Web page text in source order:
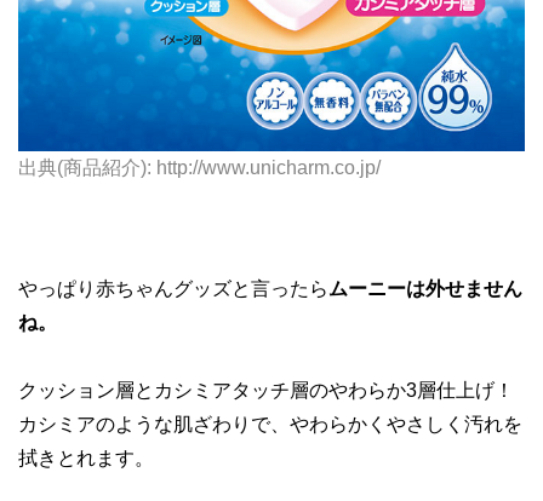
出典(商品紹介): http://www.unicharm.co.jp/
やっぱり赤ちゃんグッズと言ったらムーニーは外せません
ね。
クッション層とカシミアタッチ層のやわらか3層仕上げ！
カシミアのような肌ざわりで、やわらかくやさしく汚れを
拭きとれます。